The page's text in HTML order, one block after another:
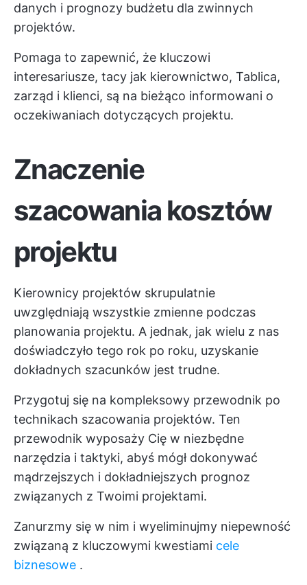
danych i prognozy budżetu dla zwinnych
projektów.
Pomaga to zapewnić, że kluczowi
interesariusze, tacy jak kierownictwo, Tablica,
zarząd i klienci, są na bieżąco informowani o
oczekiwaniach dotyczących projektu.
Znaczenie
szacowania kosztów
projektu
Kierownicy projektów skrupulatnie
uwzględniają wszystkie zmienne podczas
planowania projektu. A jednak, jak wielu z nas
doświadczyło tego rok po roku, uzyskanie
dokładnych szacunków jest trudne.
Przygotuj się na kompleksowy przewodnik po
technikach szacowania projektów. Ten
przewodnik wyposaży Cię w niezbędne
narzędzia i taktyki, abyś mógł dokonywać
mądrzejszych i dokładniejszych prognoz
związanych z Twoimi projektami.
Zanurzmy się w nim i wyeliminujmy niepewność
związaną z kluczowymi kwestiami cele
biznesowe .